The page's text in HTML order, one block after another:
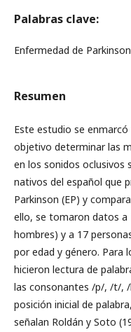
Palabras clave:
Enfermedad de
Resumen
Este estudio se
objetivo determinar las
en los sonidos oclusivos
nativos del español que
Parkinson (EP) y
ello, se tomaron datos a
hombres) y a 17
por edad y género. Para
hicieron lectura de
las consonantes /p/, /t/,
posición inicial de
señalan Roldán y Soto